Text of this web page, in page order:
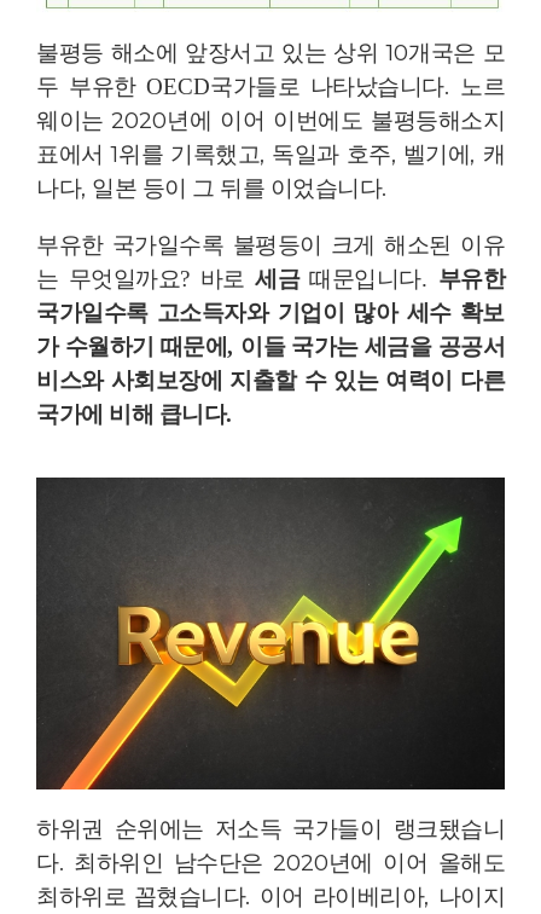
불평등 해소에 앞장서고 있는 상위 10개국은 모
두 부유한 OECD국가들로 나타났습니다. 노르
웨이는2020년에 이어 이번에도 불평등해소지
표에서1위를 기록했고, 독일과 호주, 벨기에, 캐
나다, 일본 등이 그 뒤를 이었습니다.
부유한 국가일수록 불평등이 크게 해소된 이유
는 무엇일까요? 바로세금때문입니다. 부유한
국가일수록 고소득자와 기업이 많아 세수 확보
가 수월하기 때문에, 이들 국가는 세금을 공공서
비스와 사회보장에 지출할 수 있는 여력이 다른
국가에 비해 큽니다.
하위권 순위에는 저소득 국가들이 랭크됐습니
다. 최하위인 남수단은 2020년에 이어 올해도
최하위로 꼽혔습니다. 이어 라이베리아, 나이지